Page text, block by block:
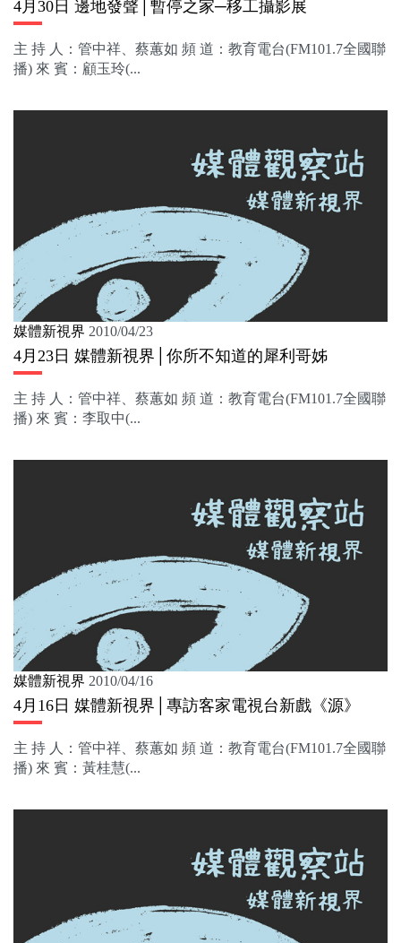
4月30日 邊地發聲│暫停之家─移工攝影展
主 持 人：管中祥、蔡蕙如 頻 道：教育電台(FM101.7全國聯
播) 來 賓：顧玉玲(...
媒體新視界 2010/04/23
4月23日 媒體新視界│你所不知道的犀利哥姊
主 持 人：管中祥、蔡蕙如 頻 道：教育電台(FM101.7全國聯
播) 來 賓：李取中(...
媒體新視界 2010/04/16
4月16日 媒體新視界│專訪客家電視台新戲《源》
主 持 人：管中祥、蔡蕙如 頻 道：教育電台(FM101.7全國聯
播) 來 賓：黃桂慧(...